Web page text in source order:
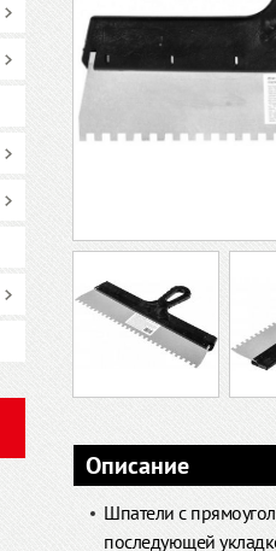
Описание
Шпатели с
последующей